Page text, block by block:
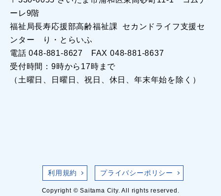
ーレ9階
福祉局長寿応援部高齢福祉課 セカンドライフ支援セ
ンター り・とらいふ
電話 048-881-8627 FAX 048-881-8637
受付時間：9時から17時まで
（土曜日、日曜日、祝日、休日、年末年始を除く）
利用規約 プライバシーポリシー
Copyright © Saitama City. All rights reserved.